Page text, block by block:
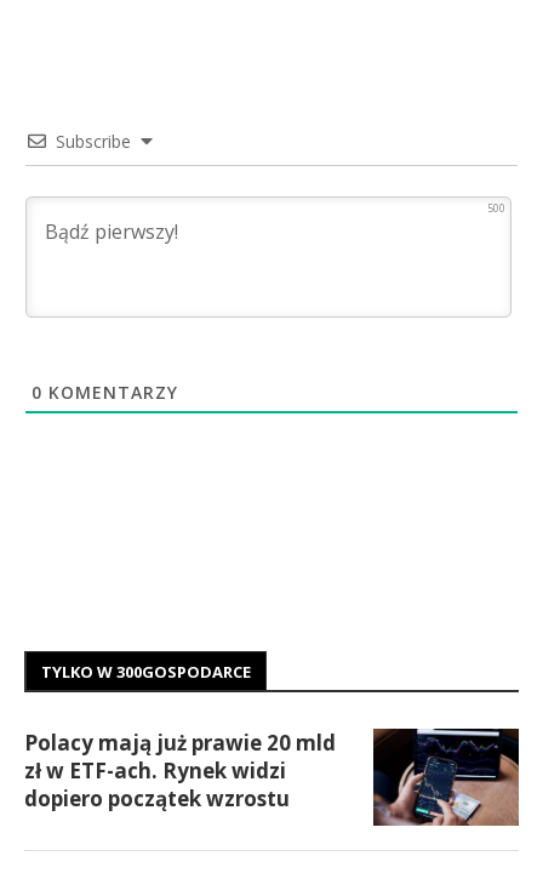
Subscribe
500
0 KOMENTARZY
TYLKO W 300GOSPODARCE
Polacy mają już prawie 20 mld
zł w ETF-ach. Rynek widzi
dopiero początek wzrostu